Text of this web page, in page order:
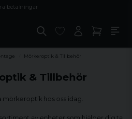
betalningar
Mörkeroptik & Tillbehör
& Tillbehör
mörkeroptik hos oss idag.